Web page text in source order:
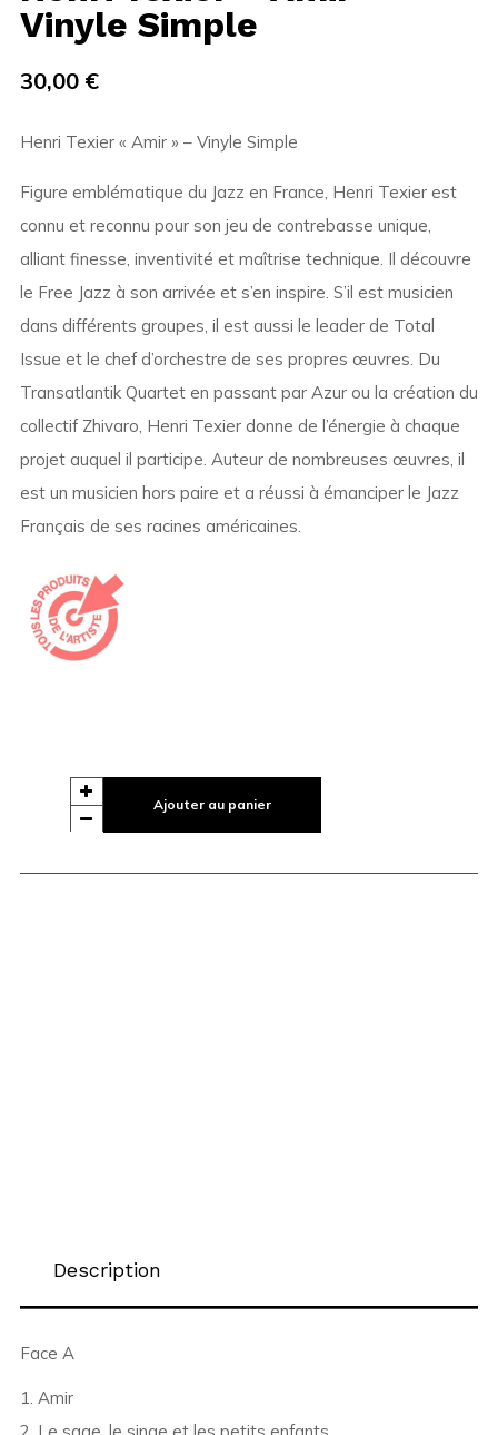
Vinyle Simple
30,00 €
Henri Texier « Amir » – Vinyle Simple
Figure emblématique du Jazz en France, Henri Texier est
connu et reconnu pour son jeu de contrebasse unique,
alliant finesse, inventivité et maîtrise technique. Il découvre
le Free Jazz à son arrivée et s’en inspire. S’il est musicien
dans différents groupes, il est aussi le leader de Total
Issue et le chef d’orchestre de ses propres œuvres. Du
Transatlantik Quartet en passant par Azur ou la création du
collectif Zhivaro, Henri Texier donne de l’énergie à chaque
projet auquel il participe. Auteur de nombreuses œuvres, il
est un musicien hors paire et a réussi à émanciper le Jazz
Français de ses racines américaines.
Ajouter au panier
Description
Face A
1. Amir